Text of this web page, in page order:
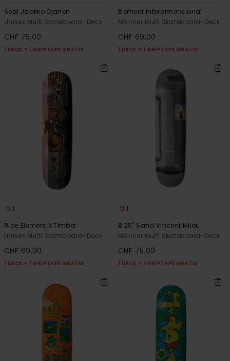
Seal Jaakko Ojanen
Unisex Multi Skateboard-Deck
CHF 75,00
1 DECK = 1 GRIPTAPE GRATIS
Element Interdimensional
Männer Multi Skateboard-Deck
CHF 69,00
1 DECK = 1 GRIPTAPE GRATIS
1
Ride Element X Timber
Unisex Multi Skateboard-Deck
CHF 69,00
1 DECK = 1 GRIPTAPE GRATIS
1
8.25" Sand Vincent Milou
Männer Multi Skateboard-Deck
CHF 75,00
1 DECK = 1 GRIPTAPE GRATIS